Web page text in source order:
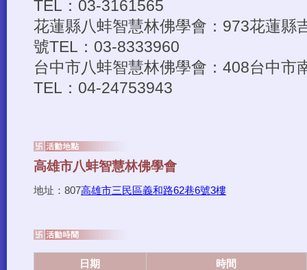
地址：807高雄市三民區義和路62巷6號3樓
日期
時間